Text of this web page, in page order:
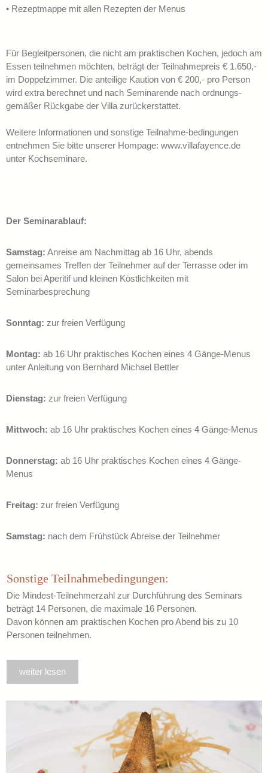
• Rezeptmappe mit allen Rezepten der Menus
Für Begleitpersonen, die nicht am praktischen Kochen, jedoch am
Essen teilnehmen möchten, beträgt der Teilnahmepreis € 1.650,-
im Doppelzimmer. Die anteilige Kaution von € 200,- pro Person
wird extra berechnet und nach Seminarende nach ordnungs-
gemäßer Rückgabe der Villa zurückerstattet.
Weitere Informationen und sonstige Teilnahme-bedingungen
entnehmen Sie bitte unserer Hompage: www.villafayence.de
unter Kochseminare.
Der Seminarablauf:
Samstag: Anreise am Nachmittag ab 16 Uhr, abends
gemeinsames Treffen der Teilnehmer auf der Terrasse oder im
Salon bei Aperitif und kleinen Köstlichkeiten mit
Seminarbesprechung
Sonntag: zur freien Verfügung
Montag: ab 16 Uhr praktisches Kochen eines 4 Gänge-Menus
unter Anleitung von Bernhard Michael Bettler
Dienstag: zur freien Verfügung
Mittwoch: ab 16 Uhr praktisches Kochen eines 4 Gänge-Menus
Donnerstag: ab 16 Uhr praktisches Kochen eines 4 Gänge-
Menus
Freitag: zur freien Verfügung
Samstag: nach dem Frühstück Abreise der Teilnehmer
Sonstige Teilnahmebedingungen:
Die Mindest-Teilnehmerzahl zur Durchführung des Seminars
beträgt 14 Personen, die maximale 16 Personen.
Davon können am praktischen Kochen pro Abend bis zu 10
Personen teilnehmen.
weiter lesen